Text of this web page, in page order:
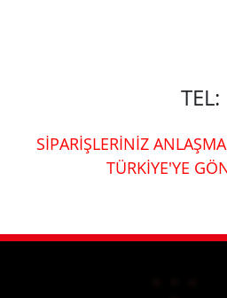
TEL:
SİPARİŞLERİNİZ
TÜRKİYE'YE